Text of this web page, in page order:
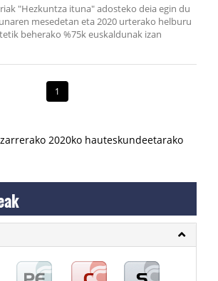
"Hezkuntza ituna" adosteko deia egin du
mesedetan eta 2020 urterako helburu
beherako %75k euskaldunak izan
1